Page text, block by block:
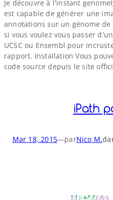
Je découvre à l'instant
est capable de générer une
annotations sur un génome
si vous voulez vous passer
UCSC ou Ensembl pour
rapport. Installation Vous
code source depuis le site
iPath
Mar 18, 2015—parNico M.